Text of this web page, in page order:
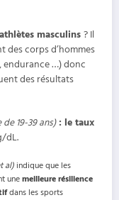
masculins ? Il
des corps d’hommes
endurance …) donc
des résultats
19-39 ans): le taux
dL.
al) indique que les
unemeilleure résilience
dans les sports